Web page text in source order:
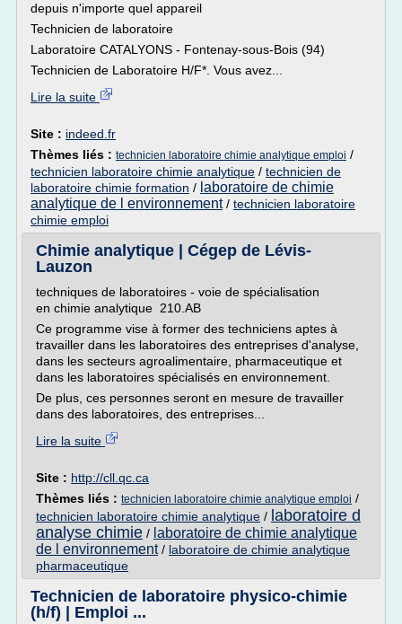
depuis n'importe quel appareil
Technicien de laboratoire
Laboratoire CATALYONS - Fontenay-sous-Bois (94)
Technicien de Laboratoire H/F*. Vous avez...
Lire la suite
Site : indeed.fr
Thèmes liés : technicien laboratoire chimie analytique emploi /
technicien laboratoire chimie analytique / technicien de
laboratoire chimie formation / laboratoire de chimie
analytique de l environnement/ technicien laboratoire
chimie emploi
Chimie analytique | Cégep de Lévis-
Lauzon
techniques de laboratoires - voie de spécialisation
en chimie analytique 210.AB
Ce programme vise à former des techniciens aptes à
travailler dans les laboratoires des entreprises d'analyse,
dans les secteurs agroalimentaire, pharmaceutique et
dans les laboratoires spécialisés en environnement.
De plus, ces personnes seront en mesure de travailler
dans des laboratoires, des entreprises...
Lire la suite
Site : http://cll.qc.ca
Thèmes liés : technicien laboratoire chimie analytique emploi /
technicien laboratoire chimie analytique / laboratoire d
analyse chimie / laboratoire de chimie analytique
de l environnement/ laboratoire de chimie analytique
pharmaceutique
Technicien de laboratoire physico-chimie
(h/f) | Emploi ...